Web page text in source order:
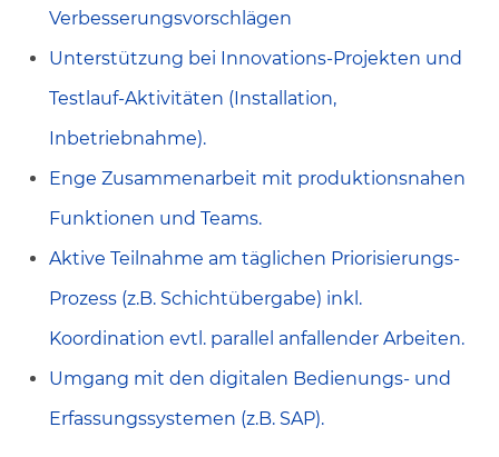
Verbesserungsvorschlägen
Unterstützung bei Innovations-Projekten und
Testlauf-Aktivitäten (Installation,
Inbetriebnahme).
Enge Zusammenarbeit mit produktionsnahen
Funktionen und Teams.
Aktive Teilnahme am täglichen Priorisierungs-
Prozess (z.B. Schichtübergabe) inkl.
Koordination evtl. parallel anfallender Arbeiten.
Umgang mit den digitalen Bedienungs- und
Erfassungssystemen (z.B. SAP).